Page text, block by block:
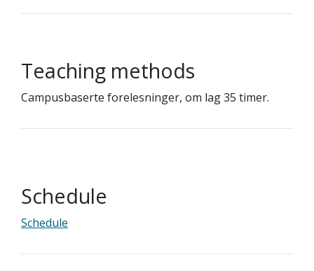
Teaching methods
Campusbaserte forelesninger, om lag 35 timer.
Schedule
Schedule